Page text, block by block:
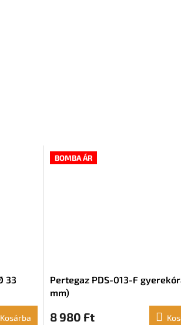
33
Kosárba
BOMBA ÁR
Pertegaz PDS-013-F
mm)
8 980 Ft